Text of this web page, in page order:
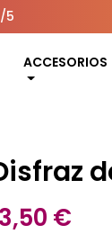
5
ACCESORIOS
€